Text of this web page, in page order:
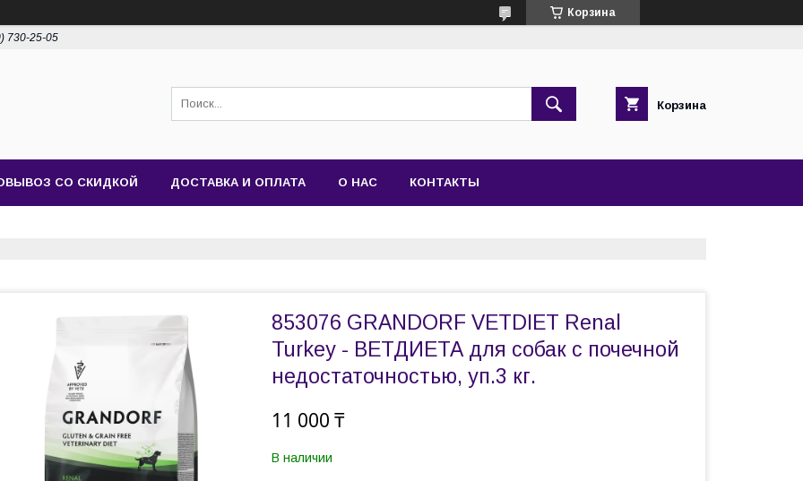
Корзина
730-25-05
Корзина
СО СКИДКОЙ ДОСТАВКА И ОПЛАТА О НАС КОНТАКТЫ
853076 GRANDORF VETDIET Renal
Turkey - ВЕТДИЕТА для собак с почечной
недостаточностью, уп.3 кг.
11 000 ₸
В наличии